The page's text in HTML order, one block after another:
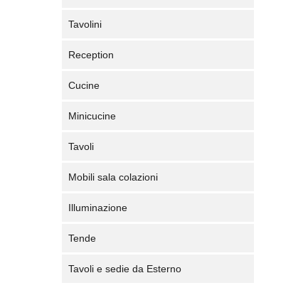
Tavolini
Reception
Cucine
Minicucine
Tavoli
Mobili sala colazioni
Illuminazione
Tende
Tavoli e sedie da Esterno